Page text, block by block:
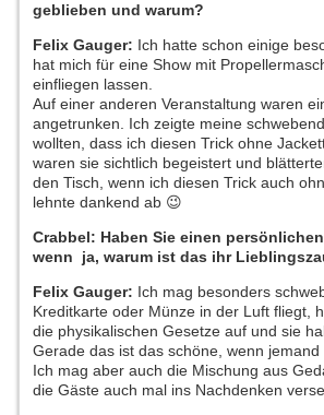
geblieben und warum?
Felix Gauger: Ich hatte schon einige
hat mich für eine Show mit
einfliegen lassen.
Auf einer anderen Veranstaltung waren
angetrunken. Ich zeigte meine
wollten, dass ich diesen Trick ohne
waren sie sichtlich begeistert und
den Tisch, wenn ich diesen Trick auch
lehnte dankend ab 😉
Crabbel: Haben Sie einen
wenn ja, warum ist das ihr
Felix Gauger: Ich mag besonders
Kreditkarte oder Münze in der Luft fliegt,
die physikalischen Gesetze auf und sie
Gerade das ist das schöne, wenn
Ich mag aber auch die Mischung aus
die Gäste auch mal ins Nachdenken